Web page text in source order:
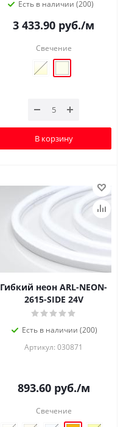
Есть в наличии (200)
3 433.90 руб./м
Свечение
В корзину
Гибкий неон ARL-NEON-
2615-SIDE 24V
Есть в наличии (200)
Артикул: 030871
893.60руб./м
Свечение